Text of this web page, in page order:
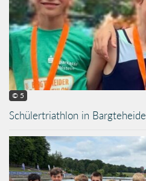
© 5
Schülertriathlon in Bargteheide